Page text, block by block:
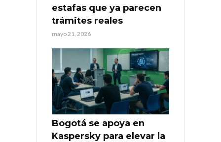
estafas que ya parecen
trámites reales
mayo 21, 2026
Bogotá se apoya en
Kaspersky para elevar la